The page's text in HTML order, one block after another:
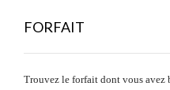
FORFAIT
Trouvez le forfait dont vous avez